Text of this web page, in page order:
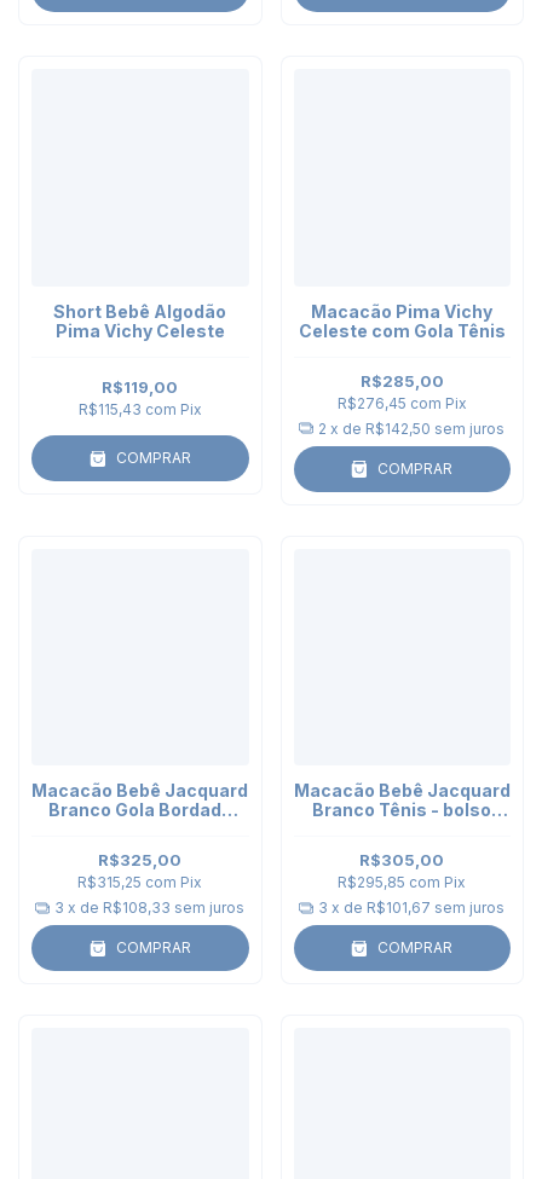
Short Bebê Algodão
Pima Vichy Celeste
R$119,00
R$115,43 com Pix
COMPRAR
Macacão Pima Vichy
Celeste com Gola Tênis
R$285,00
R$276,45 com Pix
2 x de R$142,50 sem juros
COMPRAR
Macacão Bebê Jacquard
Branco Gola Bordada
R$325,00
R$315,25 com Pix
3 x de R$108,33 sem juros
COMPRAR
Macacão Bebê Jacquard
Branco Tênis - bolso
R$305,00
R$295,85 com Pix
3 x de R$101,67 sem juros
COMPRAR